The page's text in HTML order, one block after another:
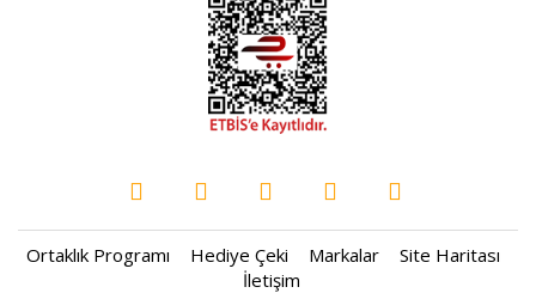
Ortaklık Programı Hediye Çeki Markalar
Site Haritası
İletişim